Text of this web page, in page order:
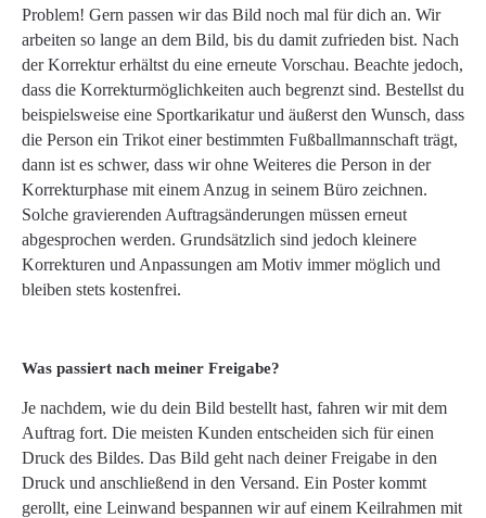
Problem! Gern passen wir das Bild noch mal für dich an. Wir
arbeiten so lange an dem Bild, bis du damit zufrieden bist. Nach
der Korrektur erhältst du eine erneute Vorschau. Beachte jedoch,
dass die Korrekturmöglichkeiten auch begrenzt sind. Bestellst du
beispielsweise eine Sportkarikatur und äußerst den Wunsch, dass
die Person ein Trikot einer bestimmten Fußballmannschaft trägt,
dann ist es schwer, dass wir ohne Weiteres die Person in der
Korrekturphase mit einem Anzug in seinem Büro zeichnen.
Solche gravierenden Auftragsänderungen müssen erneut
abgesprochen werden. Grundsätzlich sind jedoch kleinere
Korrekturen und Anpassungen am Motiv immer möglich und
bleiben stets kostenfrei.
Was passiert nach meiner Freigabe?
Je nachdem, wie du dein Bild bestellt hast, fahren wir mit dem
Auftrag fort. Die meisten Kunden entscheiden sich für einen
Druck des Bildes. Das Bild geht nach deiner Freigabe in den
Druck und anschließend in den Versand. Ein Poster kommt
gerollt, eine Leinwand bespannen wir auf einem Keilrahmen mit